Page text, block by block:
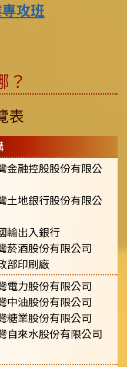
攻班
？
表
金融控股股份有限公
土地銀行股份有限公
輸出入銀行
菸酒股份有限公司
部印刷廠
電力股份有限公司
中油股份有限公司
糖業股份有限公司
自來水股份有限公司